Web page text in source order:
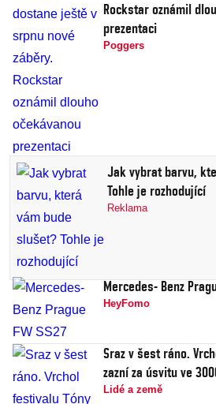
Rockstar oznámil
prezentaci
Poggers
Jak vybrat barvu,
Tohle je rozhodující
Reklama
Mercedes- Benz
HeyFomo
Sraz v šest ráno.
zazní za úsvitu ve
Lidé a země